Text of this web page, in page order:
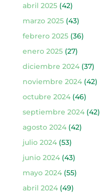
abril 2025(42)
marzo 2025(43)
febrero 2025(36)
enero 2025(27)
diciembre 2024(37)
noviembre 2024(42)
octubre 2024(46)
septiembre 2024(42)
agosto 2024(42)
julio 2024(53)
junio 2024(43)
mayo 2024(55)
abril 2024(49)